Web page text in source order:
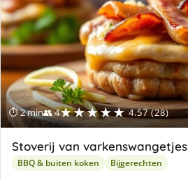
⏱ 2 min👥 4★★★★★ 4.57 (28)
Stoverij van varkenswangetjes
BBQ & buiten koken Bijgerechten